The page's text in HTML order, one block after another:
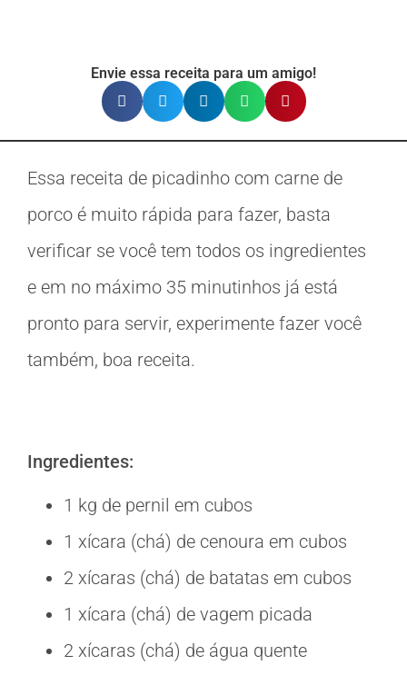
Envie essa receita para um amigo!
Essa receita de picadinho com carne de
porco é muito rápida para fazer, basta
verificar se você tem todos os ingredientes
e em no máximo 35 minutinhos já está
pronto para servir, experimente fazer você
também, boa receita.
Ingredientes:
1 kg de pernil em cubos
1 xícara (chá) de cenoura em cubos
2 xícaras (chá) de batatas em cubos
1 xícara (chá) de vagem picada
2 xícaras (chá) de água quente